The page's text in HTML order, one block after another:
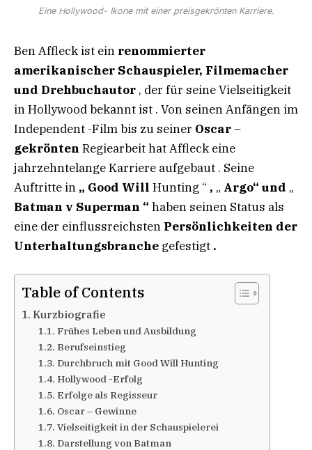
Eine Hollywood- Ikone mit einer preisgekrönten Karriere.
Ben Affleck ist ein renommierter
amerikanischer Schauspieler, Filmemacher
und Drehbuchautor , der für seine Vielseitigkeit
in Hollywood bekannt ist . Von seinen Anfängen im
Independent -Film bis zu seiner Oscar–
gekrönten Regiearbeit hat Affleck eine
jahrzehntelange Karriere aufgebaut . Seine
Auftritte in „ Good Will Hunting “ , „ Argo“ und „
Batman v Superman “ haben seinen Status als
eine der einflussreichsten Persönlichkeiten der
Unterhaltungsbranche gefestigt .
Table of Contents
Kurzbiografie
Frühes Leben und Ausbildung
Berufseinstieg​
Durchbruch mit Good Will Hunting
Hollywood -Erfolg
Erfolge als Regisseur
Oscar – Gewinne
Vielseitigkeit in der Schauspielerei
Darstellung von Batman